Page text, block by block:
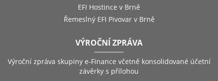
EFI Hostince v Brně
Řemeslný EFI Pivovar v Brně
VÝROČNÍ ZPRÁVA
Výroční zpráva skupiny e-Finance včetně konsolidované účetní
závěrky s přílohou